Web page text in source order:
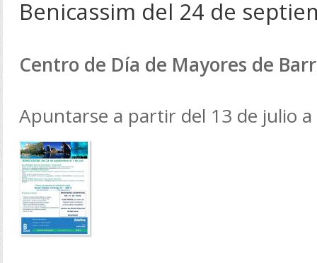
Benicassim del 24 de
Centro de Día de Mayores de
Apuntarse a partir del 13 de julio